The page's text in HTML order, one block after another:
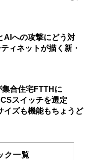
AIへの攻撃にどう対
ィネットが描く新・
合住宅FTTHに
スイッチを選定
イズも機能もちょうど
ク一覧